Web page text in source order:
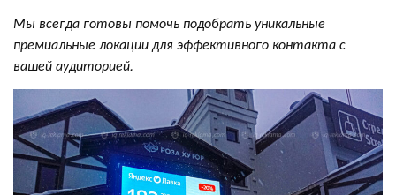
Мы всегда готовы помочь подобрать уникальные
премиальные локации для эффективного контакта с
вашей аудиторией.